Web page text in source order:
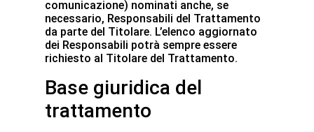
comunicazione) nominati anche, se
necessario, Responsabili del Trattamento
da parte del Titolare. L’elenco aggiornato
dei Responsabili potrà sempre essere
richiesto al Titolare del Trattamento.
Base giuridica del
trattamento